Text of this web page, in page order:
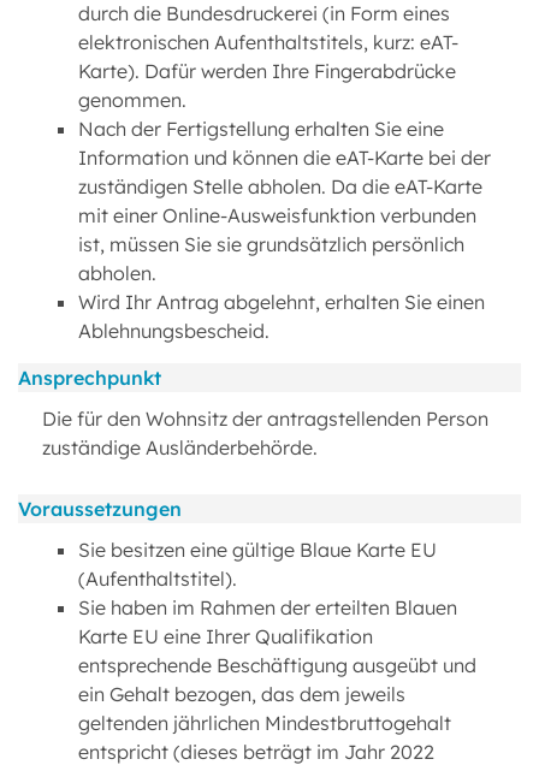
durch die Bundesdruckerei (in Form eines
elektronischen Aufenthaltstitels, kurz: eAT-
Karte). Dafür werden Ihre Fingerabdrücke
genommen.
Nach der Fertigstellung erhalten Sie eine
Information und können die eAT-Karte bei der
zuständigen Stelle abholen. Da die eAT-Karte
mit einer Online-Ausweisfunktion verbunden
ist, müssen Sie sie grundsätzlich persönlich
abholen.
Wird Ihr Antrag abgelehnt, erhalten Sie einen
Ablehnungsbescheid.
Ansprechpunkt
Die für den Wohnsitz der antragstellenden Person
zuständige Ausländerbehörde.
Voraussetzungen
Sie besitzen eine gültige Blaue Karte EU
(Aufenthaltstitel).
Sie haben im Rahmen der erteilten Blauen
Karte EU eine Ihrer Qualifikation
entsprechende Beschäftigung ausgeübt und
ein Gehalt bezogen, das dem jeweils
geltenden jährlichen Mindestbruttogehalt
entspricht (dieses beträgt im Jahr 2022